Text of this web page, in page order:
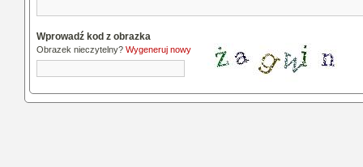
Wprowadź kod z obrazka
Obrazek nieczytelny? Wygeneruj nowy